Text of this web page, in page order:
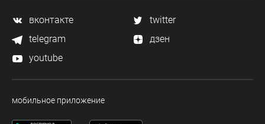
вконтакте
twitter
telegram
дзен
youtube
мобильное приложение